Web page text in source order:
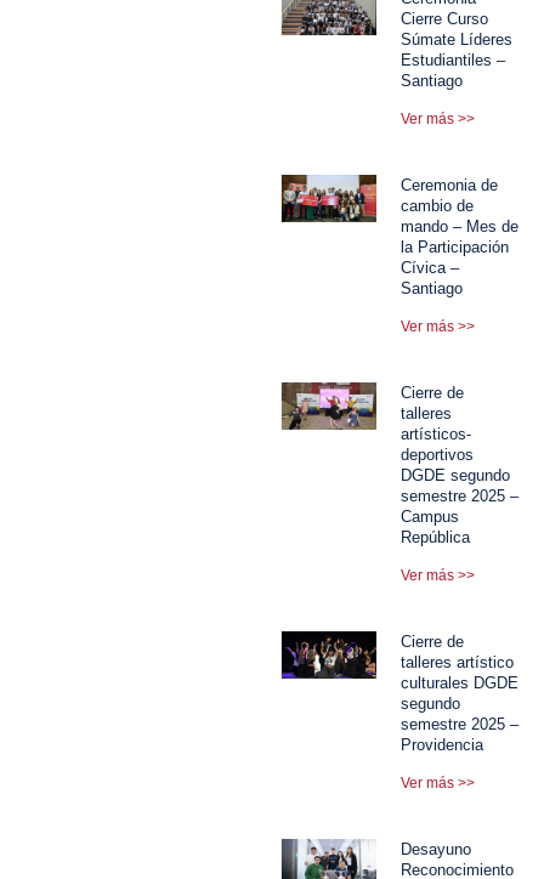
Cierre Curso
Súmate Líderes
Estudiantiles –
Santiago
Ver más >>
Ceremonia de
cambio de
mando – Mes de
la Participación
Cívica –
Santiago
Ver más >>
Cierre de
talleres
artísticos-
deportivos
DGDE segundo
semestre 2025 –
Campus
República
Ver más >>
Cierre de
talleres artístico
culturales DGDE
segundo
semestre 2025 –
Providencia
Ver más >>
Desayuno
Reconocimiento